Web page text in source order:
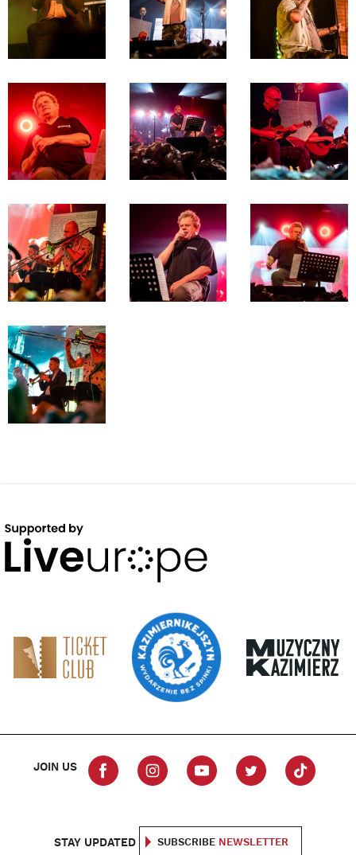
JOIN US
STAY UPDATED SUBSCRIBE NEWSLETTER